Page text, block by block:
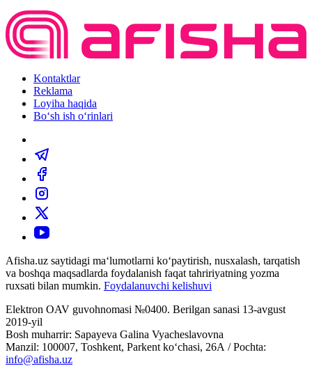
Kontaktlar
Reklama
Loyiha haqida
Bo‘sh ish o‘rinlari
Afisha.uz saytidagi ma‘lumotlarni ko‘paytirish, nusxalash, tarqatish
va boshqa maqsadlarda foydalanish faqat tahririyatning yozma
ruxsati bilan mumkin. Foydalanuvchi kelishuvi
Elektron OAV guvohnomasi №0400. Berilgan sanasi 13-avgust
2019-yil
Bosh muharrir: Sapayeva Galina Vyacheslavovna
Manzil: 100007, Toshkent, Parkent ko‘chasi, 26А / Pochta:
info@afisha.uz